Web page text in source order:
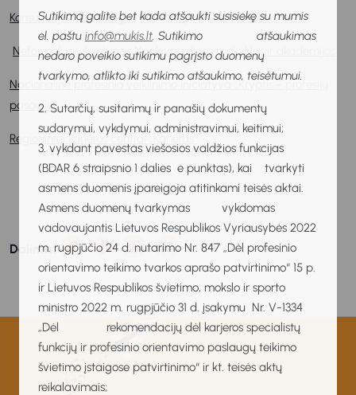
Sutikimą galite bet kada atšaukti susisiekę su mumis
el. paštu info@mukis.lt. Sutikimo atšaukimas
nedaro poveikio sutikimu pagrįsto duomenų
tvarkymo, atlikto iki sutikimo atšaukimo, teisėtumui.
2. Sutarčių, susitarimų ir panašių dokumentų
sudarymui, vykdymui, administravimui, keitimui;
3. vykdant pavestas viešosios valdžios funkcijas
(BDAR 6 straipsnio 1 dalies e punktas), kai tvarkyti
asmens duomenis įpareigoja atitinkami teisės aktai.
Asmens duomenų tvarkymas vykdomas
vadovaujantis Lietuvos Respublikos Vyriausybės 2022
m. rugpjūčio 24 d. nutarimo Nr. 847 „Dėl profesinio
orientavimo teikimo tvarkos aprašo patvirtinimo“ 15 p.
ir Lietuvos Respublikos švietimo, mokslo ir sporto
ministro 2022 m. rugpjūčio 31 d. įsakymu Nr. V-1334
„Dėl rekomendacijų dėl karjeros specialistų
funkcijų ir profesinio orientavimo paslaugų teikimo
švietimo įstaigose patvirtinimo“ ir kt. teisės aktų
reikalavimais;
Konsultuojančios įstaigos Savanorystė „JA Šešėliavimas”
Neformalusis švietimas Neakivaizdinės mokyklos ir akademijos
Nacionalinė profesinio veiklinimo iniciatyva „Kryptis - profesijų
pasaulis”
Regioniniai karjeros centrai „Karjeras”
Dalintis: